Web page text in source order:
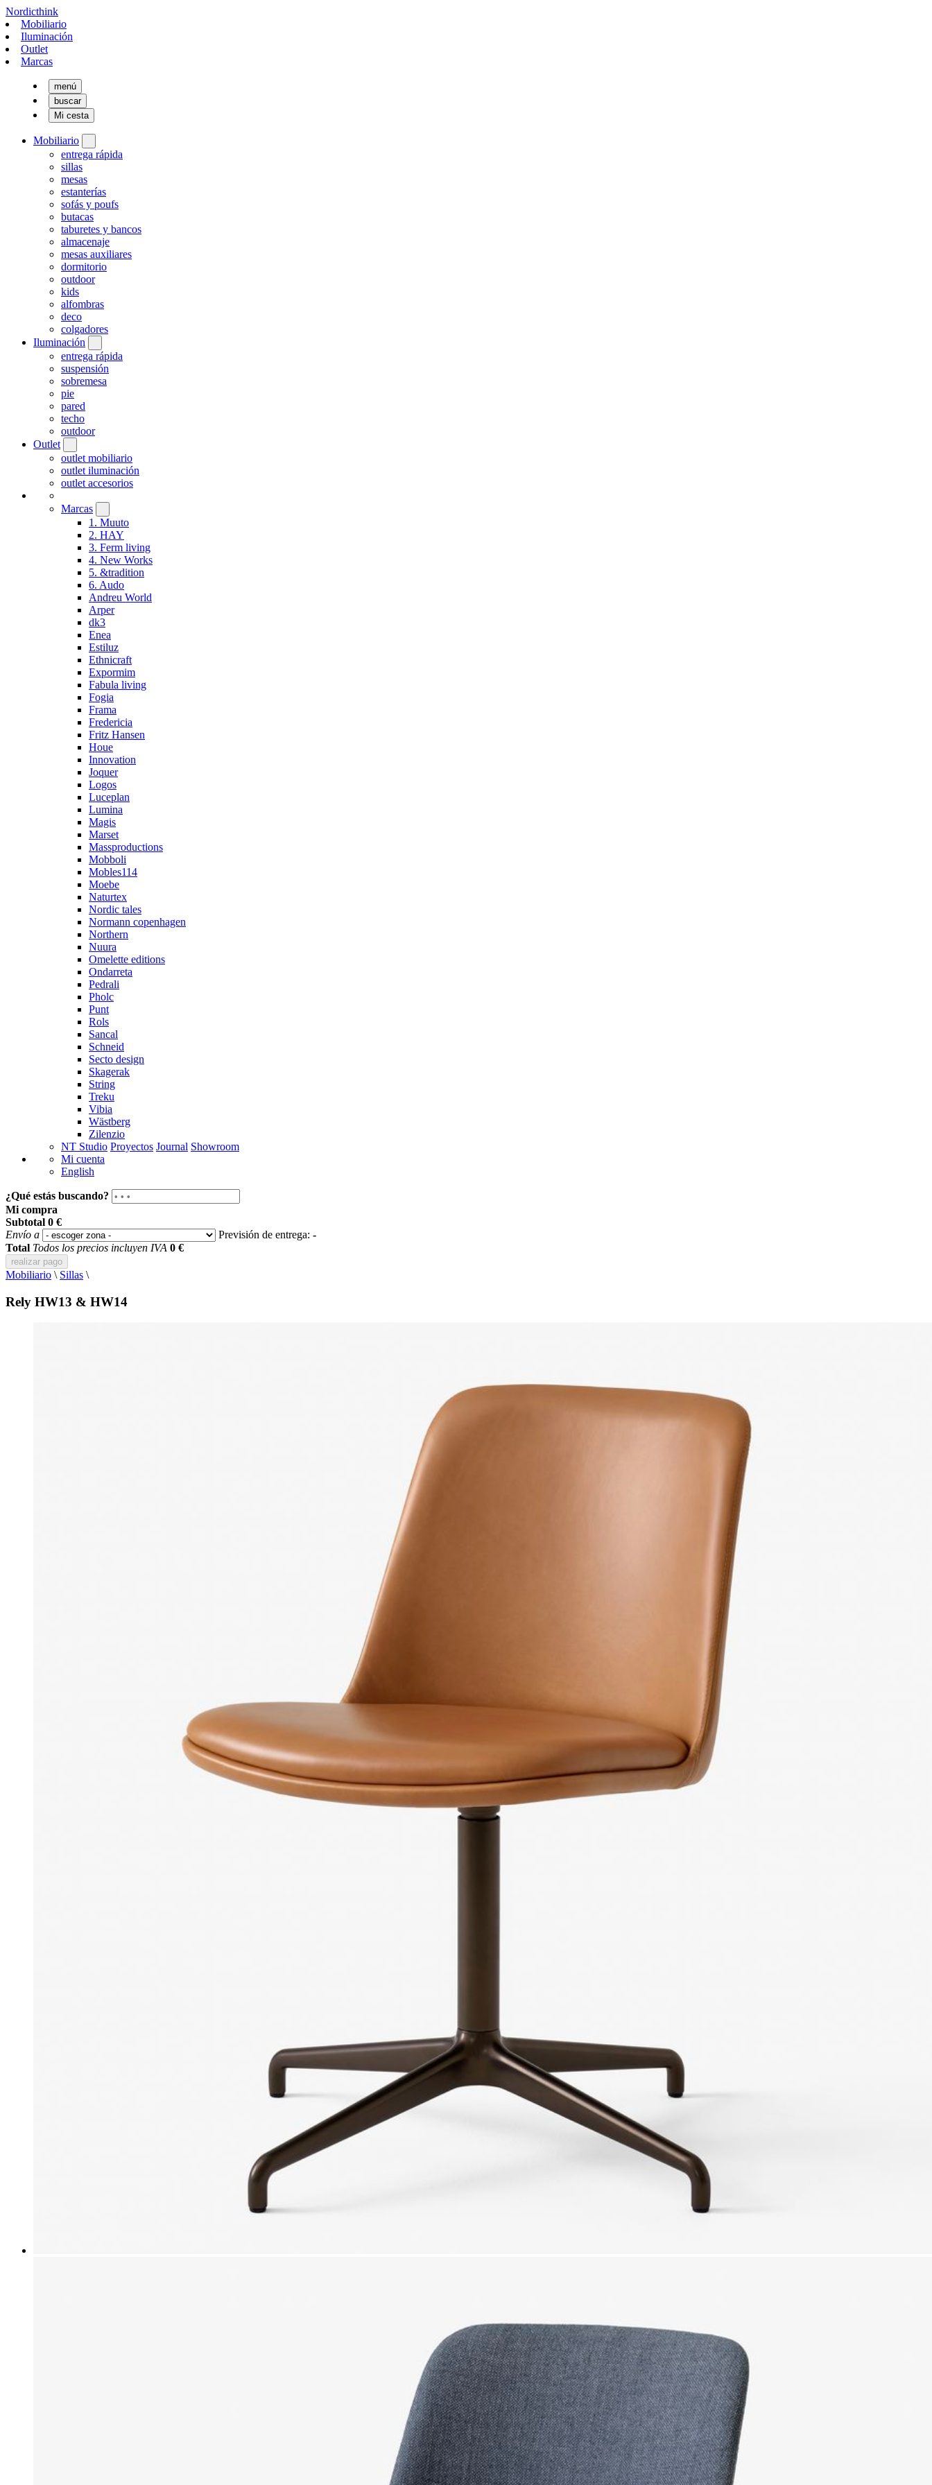
Nordicthink
Mobiliario
Iluminación
Outlet
Marcas
menú
buscar
Mi cesta
Mobiliario
entrega rápida
sillas
mesas
estanterías
sofás y poufs
butacas
taburetes y bancos
almacenaje
mesas auxiliares
dormitorio
outdoor
kids
alfombras
deco
colgadores
Iluminación
entrega rápida
suspensión
sobremesa
pie
pared
techo
outdoor
Outlet
outlet mobiliario
outlet iluminación
outlet accesorios
Marcas
1. Muuto
2. HAY
3. Ferm living
4. New Works
5. &tradition
6. Audo
Andreu World
Arper
dk3
Enea
Estiluz
Ethnicraft
Expormim
Fabula living
Fogia
Frama
Fredericia
Fritz Hansen
Houe
Innovation
Joquer
Logos
Luceplan
Lumina
Magis
Marset
Massproductions
Mobboli
Mobles114
Moebe
Naturtex
Nordic tales
Normann copenhagen
Northern
Nuura
Omelette editions
Ondarreta
Pedrali
Pholc
Punt
Rols
Sancal
Schneid
Secto design
Skagerak
String
Treku
Vibia
Wästberg
Zilenzio
NT Studio Proyectos Journal Showroom
Mi cuenta
English
¿Qué estás buscando?
Mi compra
Subtotal 0 €
Envío a
Previsión de entrega: -
Total Todos los precios incluyen IVA 0 €
realizar pago
Mobiliario \ Sillas \
Rely HW13 & HW14